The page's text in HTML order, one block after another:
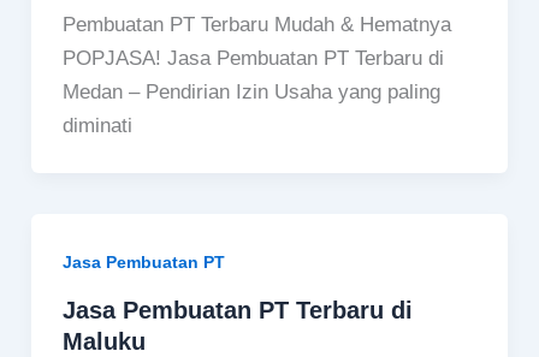
Pembuatan PT Terbaru Mudah & Hematnya
POPJASA! Jasa Pembuatan PT Terbaru di
Medan – Pendirian Izin Usaha yang paling
diminati
Jasa Pembuatan PT
Jasa Pembuatan PT Terbaru di
Maluku